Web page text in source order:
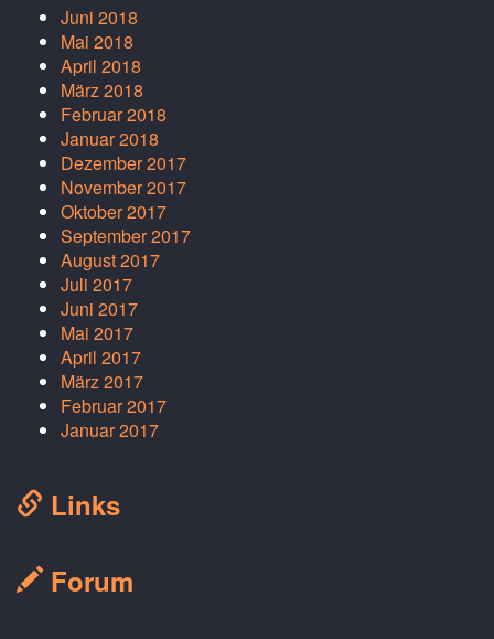
Juni 2018
Mai 2018
April 2018
März 2018
Februar 2018
Januar 2018
Dezember 2017
November 2017
Oktober 2017
September 2017
August 2017
Juli 2017
Juni 2017
Mai 2017
April 2017
März 2017
Februar 2017
Januar 2017
Links
Forum